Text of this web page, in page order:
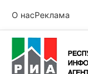
О насРеклама